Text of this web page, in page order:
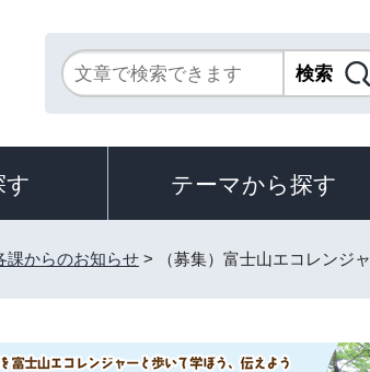
す テーマから探す
課からのお知らせ > （募集）富士山エコレンジ